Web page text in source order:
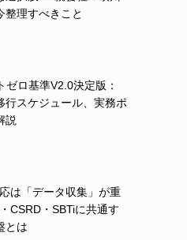
整理すべきこと
ゼロ基準V2.0決定版：
行スケジュール、実務ポ
説
は「データ収集」が重
CSRD・SBTiに共通す
とは